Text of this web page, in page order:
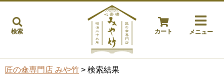
検索 カート メニュー
匠の傘専門店 みや竹 > 検索結果